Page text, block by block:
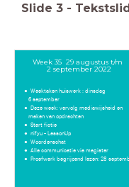
Slide 3 -
Week 35 29 augustus t/m
2 september 2022
Weektaken huiswerk : dinsdag
6 september
Deze week: vervolg mediawijsheid en
maken van opdrachten
Start fictie
nifyu - LessonUp
Woordenschat
Alle communicatie via magister
Proefwerk begrijpend lezen: 28